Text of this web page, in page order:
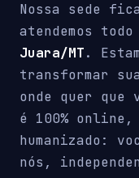
Nossa sede
atendemos
Juara/MT.
transformar
onde quer que
é 100% online,
humanizado:
nós,